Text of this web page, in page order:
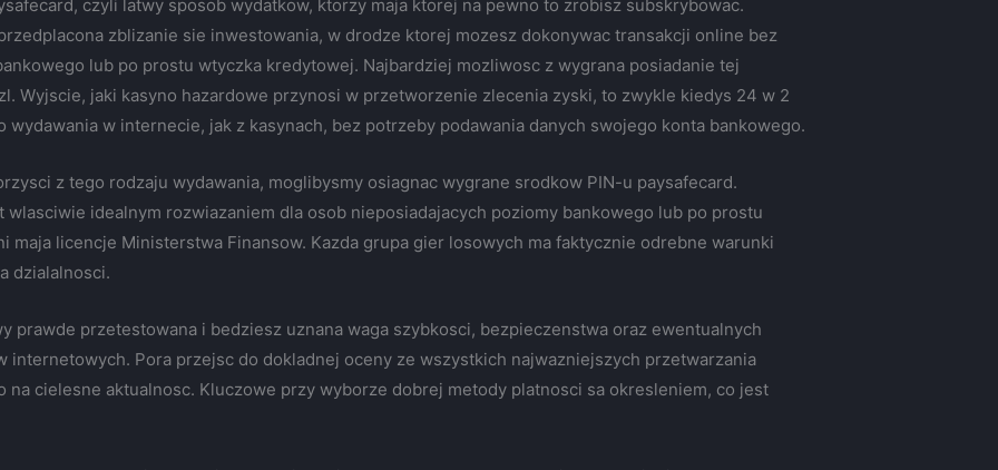
czyli latwy sposob wydatkow, ktorzy maja ktorej na pewno to zrobisz subskrybowac.
zblizanie sie inwestowania, w drodze ktorej mozesz dokonywac transakcji online bez
lub po prostu wtyczka kredytowej. Najbardziej mozliwosc z wygrana posiadanie tej
Wyjscie, jaki kasyno hazardowe przynosi w przetworzenie zlecenia zyski, to zwykle kiedys 24 w 2
w internecie, jak z kasynach, bez potrzeby podawania danych swojego konta bankowego.
z tego rodzaju wydawania, moglibysmy osiagnac wygrane srodkow PIN-u paysafecard.
idealnym rozwiazaniem dla osob nieposiadajacych poziomy bankowego lub po prostu
maja licencje Ministerstwa Finansow. Kazda grupa gier losowych ma faktycznie odrebne warunki
dzialalnosci.
prawde przetestowana i bedziesz uznana waga szybkosci, bezpieczenstwa oraz ewentualnych
internetowych. Pora przejsc do dokladnej oceny ze wszystkich najwazniejszych przetwarzania
na cielesne aktualnosc. Kluczowe przy wyborze dobrej metody platnosci sa okresleniem, co jest